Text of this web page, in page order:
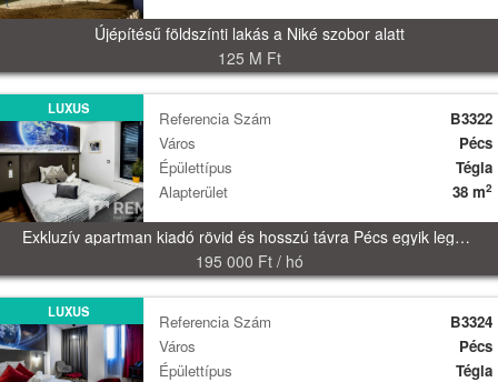
Újépítésű földszínti lakás a Niké szobor alatt
125 M Ft
LUXUS
Exkluzív apartman kiadó rövid és hosszú távra Pécs egyik legkülönlegesebb szállodájában!
195 000 Ft / hó
Referencia Szám
B3322
Város
Pécs
Épülettípus
Tégla
Alapterület
38 m2
LUXUS Referencia Szám
B3324
Város
Pécs
Épülettípus
Tégla